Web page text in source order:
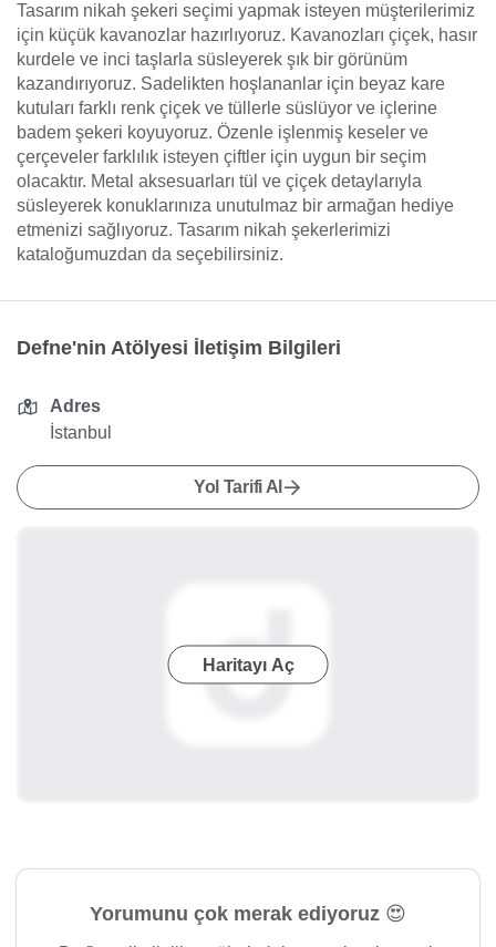
Tasarım nikah şekeri seçimi yapmak isteyen müşterilerimiz
için küçük kavanozlar hazırlıyoruz. Kavanozları çiçek, hasır
kurdele ve inci taşlarla süsleyerek şık bir görünüm
kazandırıyoruz. Sadelikten hoşlananlar için beyaz kare
kutuları farklı renk çiçek ve tüllerle süslüyor ve içlerine
badem şekeri koyuyoruz. Özenle işlenmiş keseler ve
çerçeveler farklılık isteyen çiftler için uygun bir seçim
olacaktır. Metal aksesuarları tül ve çiçek detaylarıyla
süsleyerek konuklarınıza unutulmaz bir armağan hediye
etmenizi sağlıyoruz. Tasarım nikah şekerlerimizi
kataloğumuzdan da seçebilirsiniz.
Defne'nin Atölyesi İletişim Bilgileri
Adres
İstanbul
Yol Tarifi Al
Haritayı Aç
Yorumunu çok merak ediyoruz 😍